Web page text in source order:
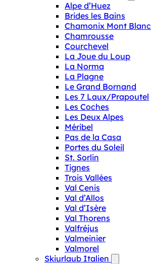
Alpe d’Huez
Brides les Bains
Chamonix Mont Blanc
Chamrousse
Courchevel
La Joue du Loup
La Norma
La Plagne
Le Grand Bornand
Les 7 Laux/Prapoutel
Les Coches
Les Deux Alpes
Méribel
Pas de la Casa
Portes du Soleil
St. Sorlin
Tignes
Trois Vallées
Val Cenis
Val d’Allos
Val d’Isère
Val Thorens
Valfréjus
Valmeinier
Valmorel
Skiurlaub Italien